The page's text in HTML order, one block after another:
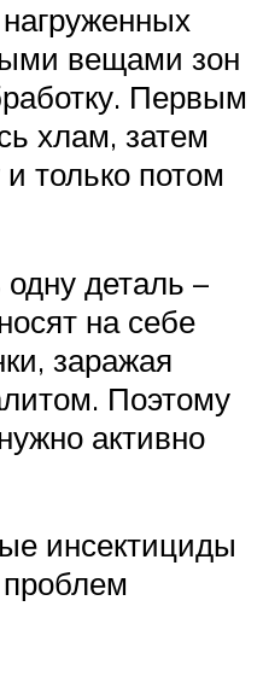
вещами зон
Первым
хлам, затем
только потом
деталь –
на себе
заражая
Поэтому
активно
инсектициды